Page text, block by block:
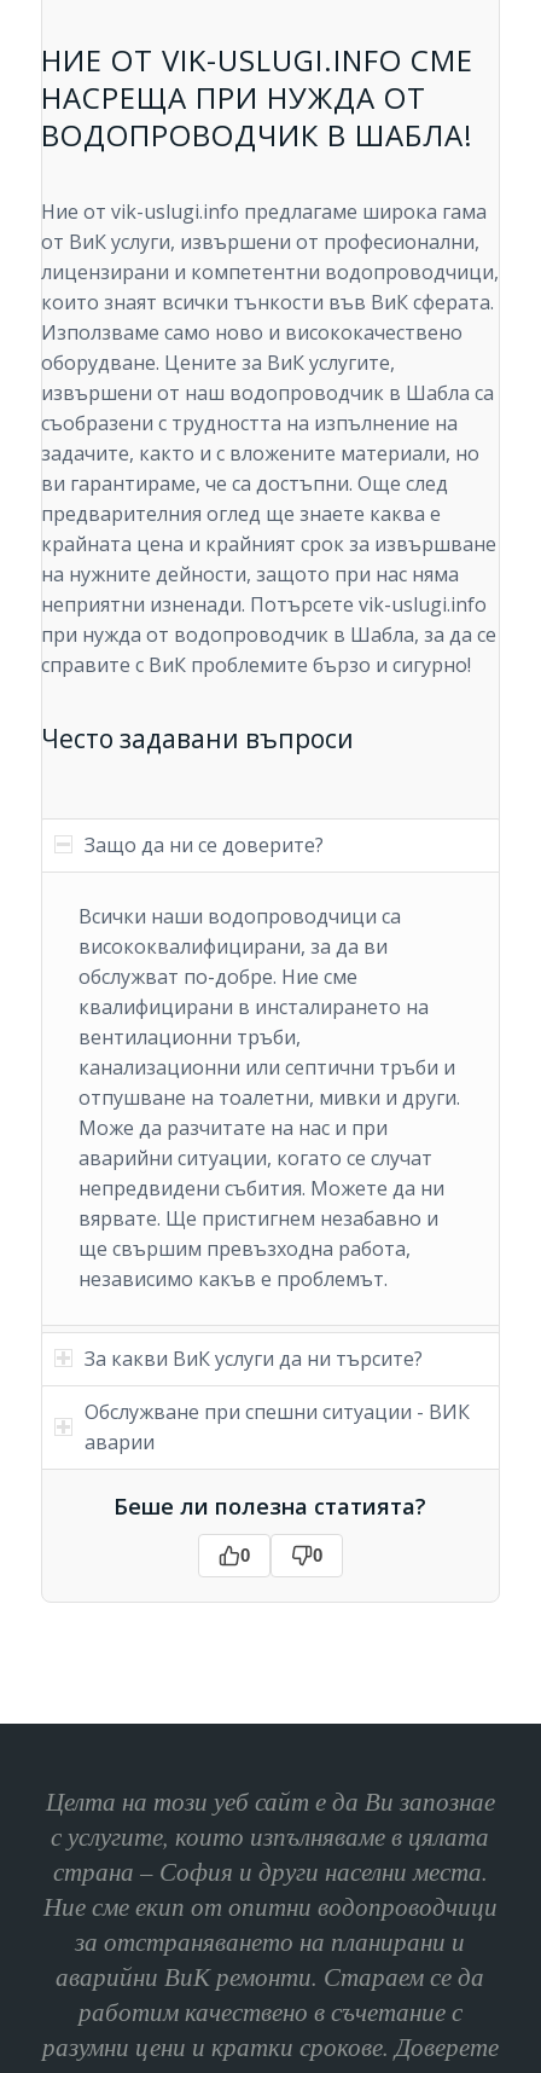
НИЕ ОТ VIK-USLUGI.INFO СМЕ
НАСРЕЩА ПРИ НУЖДА ОТ
ВОДОПРОВОДЧИК В ШАБЛА!
Ние от vik-uslugi.info предлагаме широка гама
от ВиК услуги, извършени от професионални,
лицензирани и компетентни водопроводчици,
които знаят всички тънкости във ВиК сферата.
Използваме само ново и висококачествено
оборудване. Цените за ВиК услугите,
извършени от наш водопроводчик в Шабла са
съобразени с трудността на изпълнение на
задачите, както и с вложените материали, но
ви гарантираме, че са достъпни. Още след
предварителния оглед ще знаете каква е
крайната цена и крайният срок за извършване
на нужните дейности, защото при нас няма
неприятни изненади. Потърсете vik-uslugi.info
при нужда от водопроводчик в Шабла, за да се
справите с ВиК проблемите бързо и сигурно!
Често задавани въпроси
Защо да ни се доверите?
Всички наши водопроводчици са
висококвалифицирани, за да ви
обслужват по-добре. Ние сме
квалифицирани в инсталирането на
вентилационни тръби,
канализационни или септични тръби и
отпушване на тоалетни, мивки и други.
Може да разчитате на нас и при
аварийни ситуации, когато се случат
непредвидени събития. Можете да ни
вярвате. Ще пристигнем незабавно и
ще свършим превъзходна работа,
независимо какъв е проблемът.
За какви ВиК услуги да ни търсите?
Обслужване при спешни ситуации - ВИК
аварии
Беше ли полезна статията?
0 0
Целта на този уеб сайт е да Ви запознае
с услугите, които изпълняваме в цялата
страна – София и други населни места.
Ние сме екип от опитни водопроводчици
за отстраняването на планирани и
аварийни ВиК ремонти. Стараем се да
работим качествено в съчетание с
разумни цени и кратки срокове. Доверете